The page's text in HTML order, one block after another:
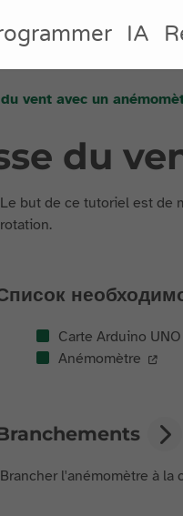
IA
vent avec un
du
Le but de ce tutoriel est de
rotation.
Carte Arduino UNO
Anémomètre
Brancher l'anémomètre à la